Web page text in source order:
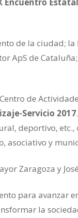
de la ciudad; la
ApS de
de
Servicio 2017
deportivo, etc.,
asociativo y
Zaragoza y
para avanzar
la